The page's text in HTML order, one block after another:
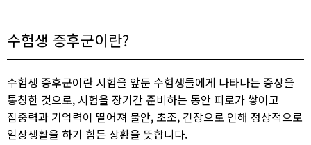
수험생 증후군이란​?
수험생 증후군이란 시험을 앞둔 수험생들에게 나타나는 증상을
통칭한 것으로, 시험을 장기간 준비하는 동안 피로가 쌓이고
집중력과 기억력이 떨어져 불안, 초조, 긴장으로 인해 정상적으로
일상생활을 하기 힘든 상황을 뜻합니다.​